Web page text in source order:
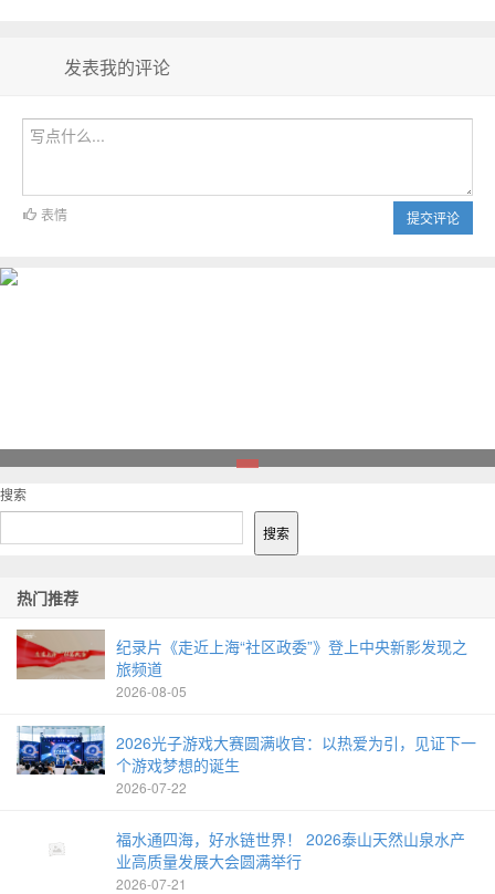
发表我的评论
提交评论
表情
搜索
搜索
热门推荐
纪录片《走近上海“社区政委”》登上中央新影发现之
旅频道
2026-08-05
2026光子游戏大赛圆满收官：以热爱为引，见证下一
个游戏梦想的诞生
2026-07-22
福水通四海，好水链世界！ 2026泰山天然山泉水产
业高质量发展大会圆满举行
2026-07-21